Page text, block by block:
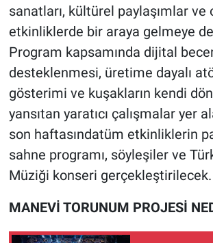
sanatları, kültürel paylaşımlar ve
etkinliklerde bir araya gelmeye
Program kapsamında dijital
desteklenmesi, üretime dayalı
gösterimi ve kuşakların kendi
yansıtan yaratıcı çalışmalar yer
son haftasındatüm etkinliklerin
sahne programı, söyleşiler ve
Müziği konseri gerçekleştirilecek.
MANEVİ TORUNUM PROJESİ